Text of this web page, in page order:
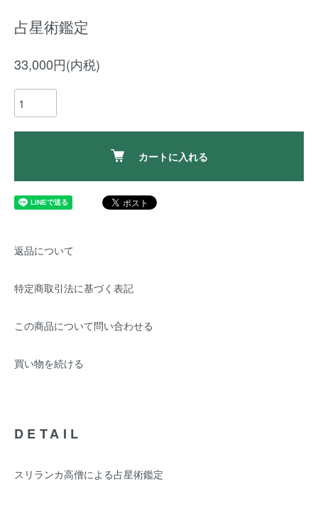
占星術鑑定
33,000円(内税)
カートに入れる
返品について
特定商取引法に基づく表記
この商品について問い合わせる
買い物を続ける
DETAIL
スリランカ高僧による占星術鑑定